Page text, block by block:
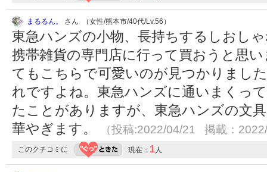
まるるん。 さん （女性/熊本市/40代/Lv.56）
東急ハンズの小物、長持ちするしおし
携帯雑貨の専門店に行って買おうと思
てもこちらで可愛いのが見つかりまし
れですよね。東急ハンズに通いまくっ
たことがありますが、東急ハンズの文
華やぎます。
（投稿:2022/04/21 掲載：
このクチコミに 現在： 1人